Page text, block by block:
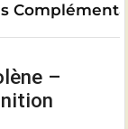
–